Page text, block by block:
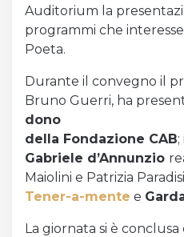
Auditorium la
programmi che
Poeta.
Durante il convegno il
Bruno Guerri, ha
dono
della Fondazione CAB
Gabriele d’Annunzio
Maiolini e Patrizia
Tener-a-mente e
La giornata si è